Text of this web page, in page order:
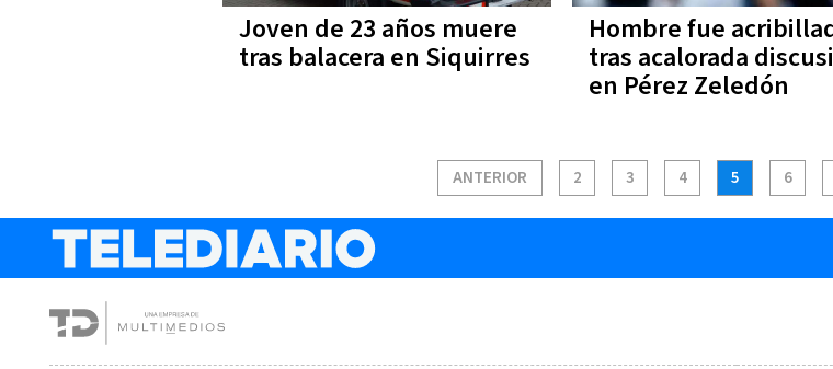
Joven de 23 años muere
tras balacera en Siquirres
Hombre fue
tras acalorada
en Pérez Zeledón
ANTERIOR 2 3 4 5 6